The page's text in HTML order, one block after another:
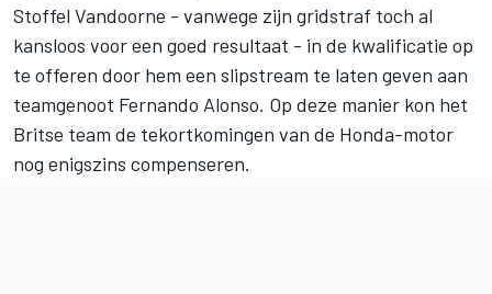
Stoffel Vandoorne - vanwege zijn gridstraf toch al
kansloos voor een goed resultaat - in de kwalificatie op
te offeren door hem een slipstream te laten geven aan
teamgenoot Fernando Alonso. Op deze manier kon het
Britse team de tekortkomingen van de Honda-motor
nog enigszins compenseren.